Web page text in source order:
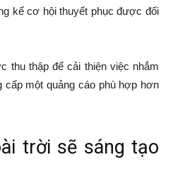
kể cơ hội thuyết phục được đối
thu thập để cải thiện việc nhắm
cấp một quảng cáo phù hợp hơn
trời sẽ sáng tạo